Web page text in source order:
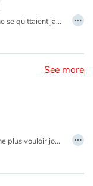
Il était une fois quatre amis qui ne se quittaient jamais, ils avaient trop de plaisir ensemble. Or, depuis plusieurs semaines, la bande à Bébert s’ennuyait terriblement, car il pleuvait sans cesse. Heureusement, ils eurent la fabuleuse idée d’aller faire un pique-nique à l’abri de l’eau. Ils décidèrent alors de réparer un grand bateau pour franchir la rivière et aller vers la montagne Bleue. Accompagnés par plusieurs amis, dont une belette, un renard et un loup, ils partirent vers ce nouveau pays où ils seraient tous si merveilleusement, si magnifiquement, si formidablement bien ! Ce conte musical fera rire les enfants comme jamais. Le récit est porté par quelques chansons traditionnelles bien connues et une douzaine de compositions aussi tendres que drôles. Des illustrations d’une grande finesse accompagnent ce joyeux voyage totalement débridé. …
See more
Un camarade déclare à Bianca ne plus vouloir jouer avec elle, parce qu’elle est malade. Elle est « nésouzix » ! Bouleversée, l’enfant se confie à la maîtresse qui, à l’aide d’un abécédaire imagé, explique aux enfants ce que signifie être né sous X.
Cet album offre un éclairage original sur la naissance sous X et l'adoption grâce à une histoire qui emploie les lettres de l'alphabet, à partir de ce X énigmatique. C'est plutôt bien écrit, avec simplicité et mettant en valeur des mots positifs comme Amour, Don, Espoir, Famille, Questions, Parents, etc.
…